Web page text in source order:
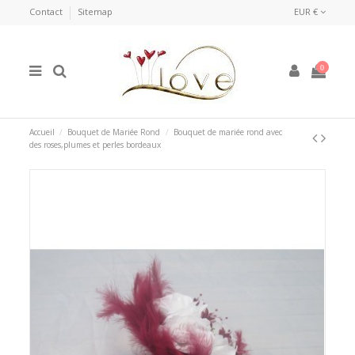
Contact Sitemap EUR €
0
Accueil Bouquet de Mariée Rond
Bouquet de mariée rond avec
des roses,plumes et perles bordeaux